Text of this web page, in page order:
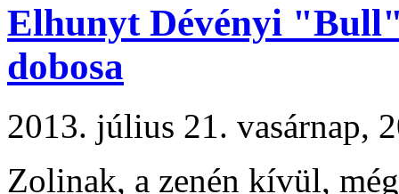
Elhunyt Dévényi
dobosa
2013. július 21.
Zolinak, a zenén kívül,